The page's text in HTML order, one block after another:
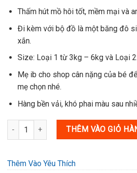
Thấm hút mồ hôi tốt, mềm mại và
Đi kèm với bộ đồ là một băng đô
xắn.
Size: Loại 1 từ 3kg – 6kg và Loại
Mẹ ib cho shop cân nặng của bé
mẹ chọn nhé.
Hàng bền vải, khó phai màu sau
Babydoll set kèm băng đô số lượng
THÊM VÀO GIỎ
Thêm Vào Yêu Thích